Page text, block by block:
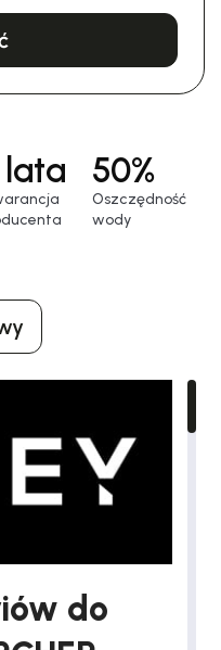
lata 50%
Oszczędność
wody
do